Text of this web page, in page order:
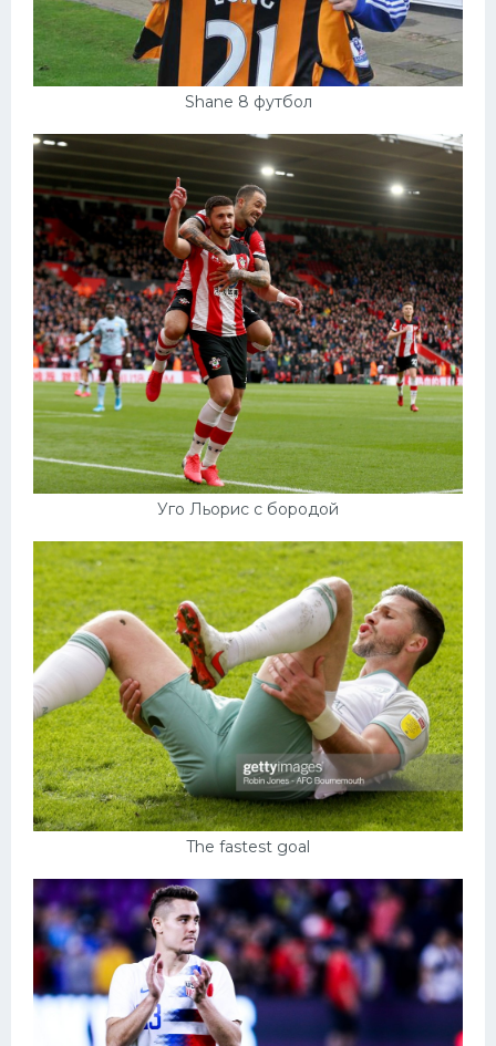
Shane 8 футбол
Уго Льорис с бородой
The fastest goal